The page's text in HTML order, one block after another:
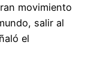
movimiento
salir al
el